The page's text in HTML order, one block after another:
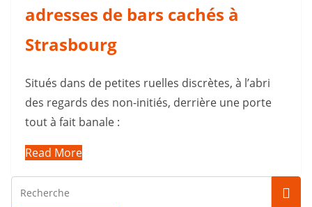
adresses de bars cachés à
Strasbourg
Situés dans de petites ruelles discrètes, à l’abri
des regards des non-initiés, derrière une porte
tout à fait banale :
Read More